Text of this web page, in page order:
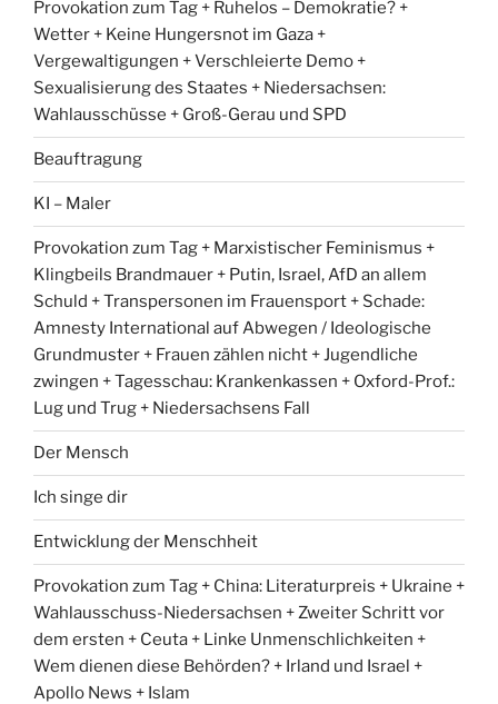
Provokation zum Tag + Ruhelos – Demokratie? +
Wetter + Keine Hungersnot im Gaza +
Vergewaltigungen + Verschleierte Demo +
Sexualisierung des Staates + Niedersachsen:
Wahlausschüsse + Groß-Gerau und SPD
Beauftragung
KI – Maler
Provokation zum Tag + Marxistischer Feminismus +
Klingbeils Brandmauer + Putin, Israel, AfD an allem
Schuld + Transpersonen im Frauensport + Schade:
Amnesty International auf Abwegen / Ideologische
Grundmuster + Frauen zählen nicht + Jugendliche
zwingen + Tagesschau: Krankenkassen + Oxford-Prof.:
Lug und Trug + Niedersachsens Fall
Der Mensch
Ich singe dir
Entwicklung der Menschheit
Provokation zum Tag + China: Literaturpreis + Ukraine +
Wahlausschuss-Niedersachsen + Zweiter Schritt vor
dem ersten + Ceuta + Linke Unmenschlichkeiten +
Wem dienen diese Behörden? + Irland und Israel +
Apollo News + Islam